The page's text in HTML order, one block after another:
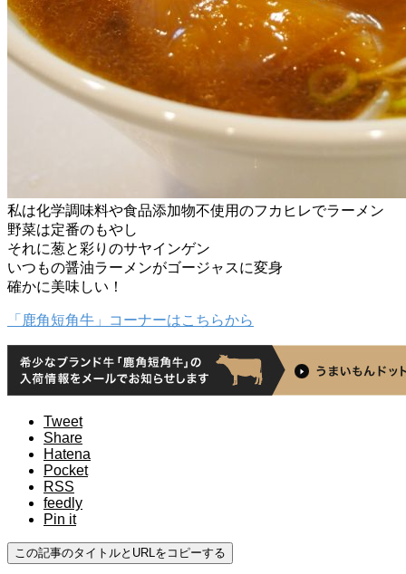
私は化学調味料や食品添加物不使用のフカヒレでラーメン
野菜は定番のもやし
それに葱と彩りのサヤインゲン
いつもの醤油ラーメンがゴージャスに変身
確かに美味しい！
「鹿角短角牛」コーナーはこちらから
Tweet
Share
Hatena
Pocket
RSS
feedly
Pin it
この記事のタイトルとURLをコピーする